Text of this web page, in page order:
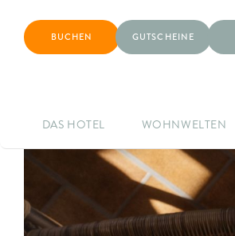
BUCHEN GUTSCHEINE
DAS HOTEL WOHNWELTEN
Zeige
Bild